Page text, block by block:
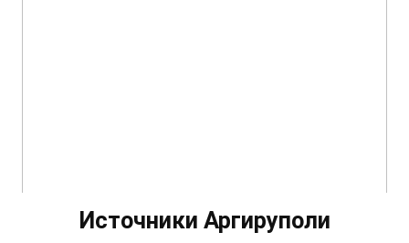
Источники Аргируполи